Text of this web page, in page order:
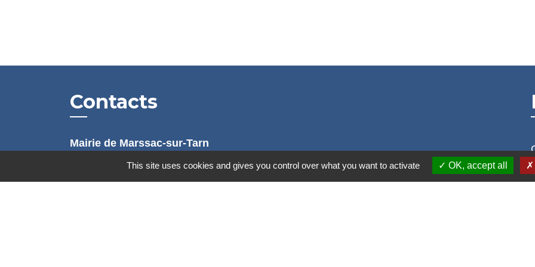
Contacts
Mairie de Marssac-sur-Tarn
81150 Marssac-sur-Tarn - FRANCE
This site uses cookies and gives you control over what you want to activate OK, accept all